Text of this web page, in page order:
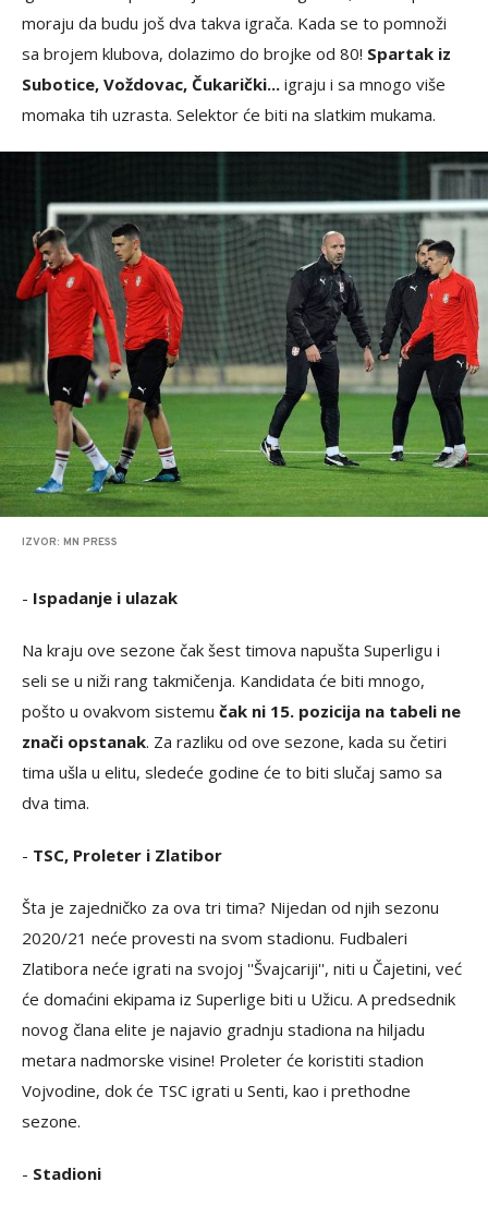
moraju da budu još dva takva igrača. Kada se to pomnoži
sa brojem klubova, dolazimo do brojke od 80! Spartak iz
Subotice, Voždovac, Čukarički... igraju i sa mnogo više
momaka tih uzrasta. Selektor će biti na slatkim mukama.
IZVOR: MN PRESS
- Ispadanje i ulazak
Na kraju ove sezone čak šest timova napušta Superligu i
seli se u niži rang takmičenja. Kandidata će biti mnogo,
pošto u ovakvom sistemu čak ni 15. pozicija na tabeli ne
znači opstanak. Za razliku od ove sezone, kada su četiri
tima ušla u elitu, sledeće godine će to biti slučaj samo sa
dva tima.
- TSC, Proleter i Zlatibor
Šta je zajedničko za ova tri tima? Nijedan od njih sezonu
2020/21 neće provesti na svom stadionu. Fudbaleri
Zlatibora neće igrati na svojoj ''Švajcariji'', niti u Čajetini, već
će domaćini ekipama iz Superlige biti u Užicu. A predsednik
novog člana elite je najavio gradnju stadiona na hiljadu
metara nadmorske visine! Proleter će koristiti stadion
Vojvodine, dok će TSC igrati u Senti, kao i prethodne
sezone.
- Stadioni